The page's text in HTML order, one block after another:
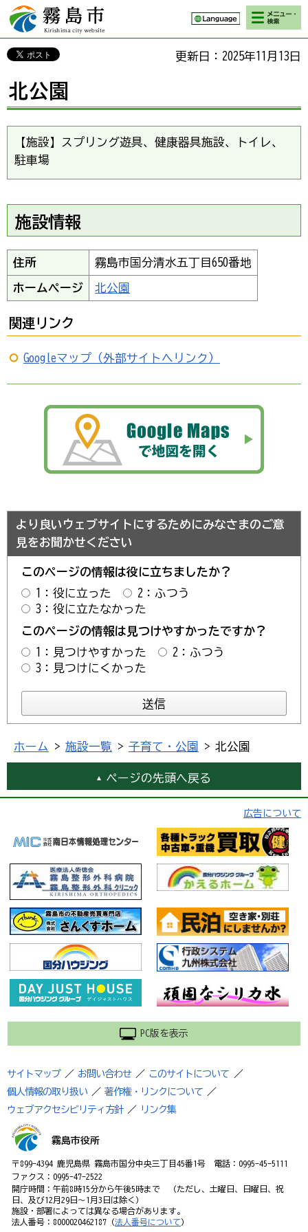
霧島市 Kirishima
city website
検索・メニ
ュー
更新日：2025年11月13日
北公園
【施設】スプリング遊具、健康器具施設、トイレ、
駐車場
施設情報
住所 霧島市国分清水五丁目650番地
ホームページ 北公園
関連リンク
Googleマップ（外部サイトへリンク）
より良いウェブサイトにするためにみなさまのご意
見をお聞かせください
このページの情報は役に立ちましたか？
1：役に立った
2：ふつう
3：役に立たなかった
このページの情報は見つけやすかったですか？
1：見つけやすかった
2：ふつう
3：見つけにくかった
ホーム > 施設一覧 > 子育て・公園 > 北公園
ページの先頭へ戻る
広告について
PC版を表示
サイトマップ ／ お問い合わせ ／ このサイトについて
／
個人情報の取り扱い
／ 著作権・リンクについて
／
ウェブアクセシビリティ方針
／ リンク集
霧島市役所
〒899-4394 鹿児島県 霧島市国分中央三丁目45番1号 電話：0995-45-5111
ファクス：0995-47-2522
開庁時間：午前8時15分から午後5時まで （ただし、土曜日、日曜日、祝
日、及び12月29日～1月3日は除く）
施設・部署によっては異なる場合があります。
法人番号：8000020462187（法人番号について）